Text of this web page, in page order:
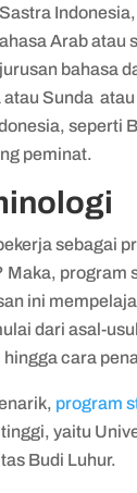
Arab atau
bahasa
Sunda
seperti
peminat.
sebagai
Maka, program
ini
dari asal-
cara
program
yaitu
Budi Luhur.